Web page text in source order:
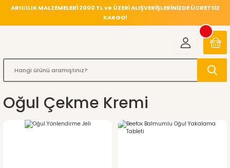
ARICILIK MALZEMELERİ 2000 TL ve ÜZERİ ALIŞVERİŞLERİNİZDE ÜCRETSİZ
KARGO!
Oğul Çekme Kremi
%4